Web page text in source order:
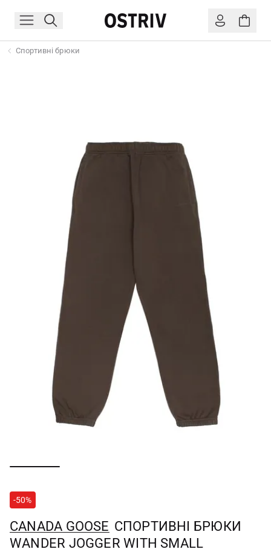
Спортивні брюки
-50%
CANADA GOOSE СПОРТИВНІ БРЮКИ
WANDER JOGGER WITH SMALL